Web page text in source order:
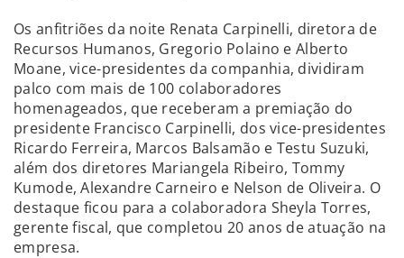
Os anfitriões da noite Renata Carpinelli, diretora de
Recursos Humanos, Gregorio Polaino e Alberto
Moane, vice-presidentes da companhia, dividiram
palco com mais de 100 colaboradores
homenageados, que receberam a premiação do
presidente Francisco Carpinelli, dos vice-presidentes
Ricardo Ferreira, Marcos Balsamão e Testu Suzuki,
além dos diretores Mariangela Ribeiro, Tommy
Kumode, Alexandre Carneiro e Nelson de Oliveira. O
destaque ficou para a colaboradora Sheyla Torres,
gerente fiscal, que completou 20 anos de atuação na
empresa.